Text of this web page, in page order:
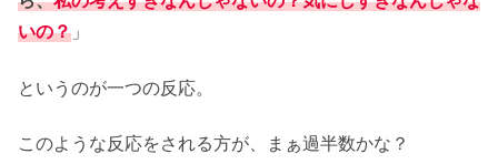
いの？ 」
というのが一つの反応。
このような反応をされる方が、まぁ過半数かな？